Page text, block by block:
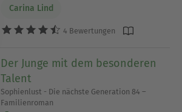
Carina Lind
4 Bewertungen
Der Junge mit dem besonderen
Talent
Sophienlust - Die nächste Generation 84 –
Familienroman